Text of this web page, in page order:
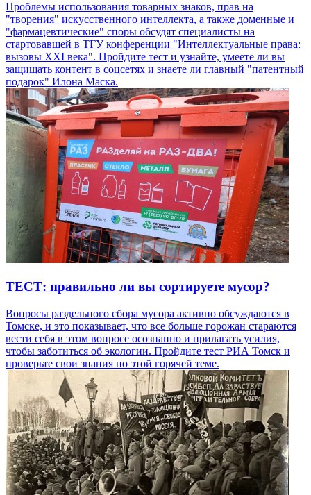
Проблемы использования товарных знаков, прав на
"творения" искусственного интеллекта, а также доменные и
"фармацевтические" споры обсудят специалисты на
стартовавшей в ТГУ конференции "Интеллектуальные права:
вызовы XXI века". Пройдите тест и узнайте, умеете ли вы
защищать контент в соцсетях и знаете ли главный "патентный
подарок" Илона Маска.
ТЕСТ: правильно ли вы сортируете мусор?
Вопросы раздельного сбора мусора активно обсуждаются в
Томске, и это показывает, что все больше горожан стараются
вести себя в этом вопросе осознанно и прилагать усилия,
чтобы заботиться об экологии. Пройдите тест РИА Томск и
проверьте свои знания по этой горячей теме.